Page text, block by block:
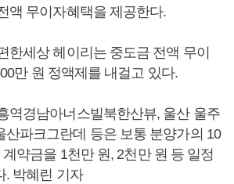
액 무이자혜택을 제공한다.
한세상 헤이리는 중도금 전액 무이
만 원 정액제를 내걸고 있다.
역경남아너스빌북한산뷰, 울산 울주
산파크그란데 등은 보통 분양가의 10
약금을 1천만 원, 2천만 원 등 일정
. 박혜린 기자